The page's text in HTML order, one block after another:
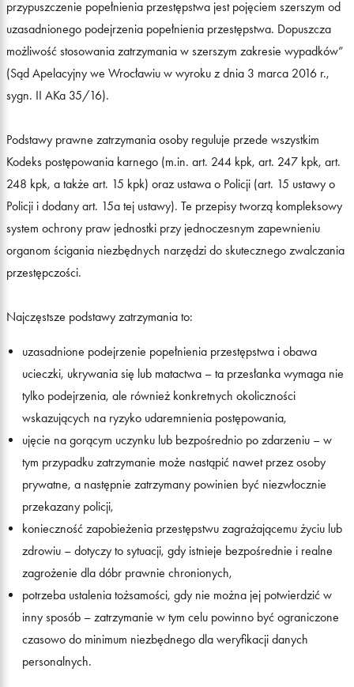
przypuszczenie popełnienia przestępstwa jest pojęciem szerszym od
uzasadnionego podejrzenia popełnienia przestępstwa. Dopuszcza
możliwość stosowania zatrzymania w szerszym zakresie wypadków”
(Sąd Apelacyjny we Wrocławiu w wyroku z dnia 3 marca 2016 r.,
sygn. II AKa 35/16).
Podstawy prawne zatrzymania osoby reguluje przede wszystkim
Kodeks postępowania karnego (m.in. art. 244 kpk, art. 247 kpk, art.
248 kpk, a także art. 15 kpk) oraz ustawa o Policji (art. 15 ustawy o
Policji i dodany art. 15a tej ustawy). Te przepisy tworzą kompleksowy
system ochrony praw jednostki przy jednoczesnym zapewnieniu
organom ścigania niezbędnych narzędzi do skutecznego zwalczania
przestępczości.
Najczęstsze podstawy zatrzymania to:
uzasadnione podejrzenie popełnienia przestępstwa i obawa
ucieczki, ukrywania się lub matactwa – ta przesłanka wymaga nie
tylko podejrzenia, ale również konkretnych okoliczności
wskazujących na ryzyko udaremnienia postępowania,
ujęcie na gorącym uczynku lub bezpośrednio po zdarzeniu – w
tym przypadku zatrzymanie może nastąpić nawet przez osoby
prywatne, a następnie zatrzymany powinien być niezwłocznie
przekazany policji,
konieczność zapobieżenia przestępstwu zagrażającemu życiu lub
zdrowiu – dotyczy to sytuacji, gdy istnieje bezpośrednie i realne
zagrożenie dla dóbr prawnie chronionych,
potrzeba ustalenia tożsamości, gdy nie można jej potwierdzić w
inny sposób – zatrzymanie w tym celu powinno być ograniczone
czasowo do minimum niezbędnego dla weryfikacji danych
personalnych.